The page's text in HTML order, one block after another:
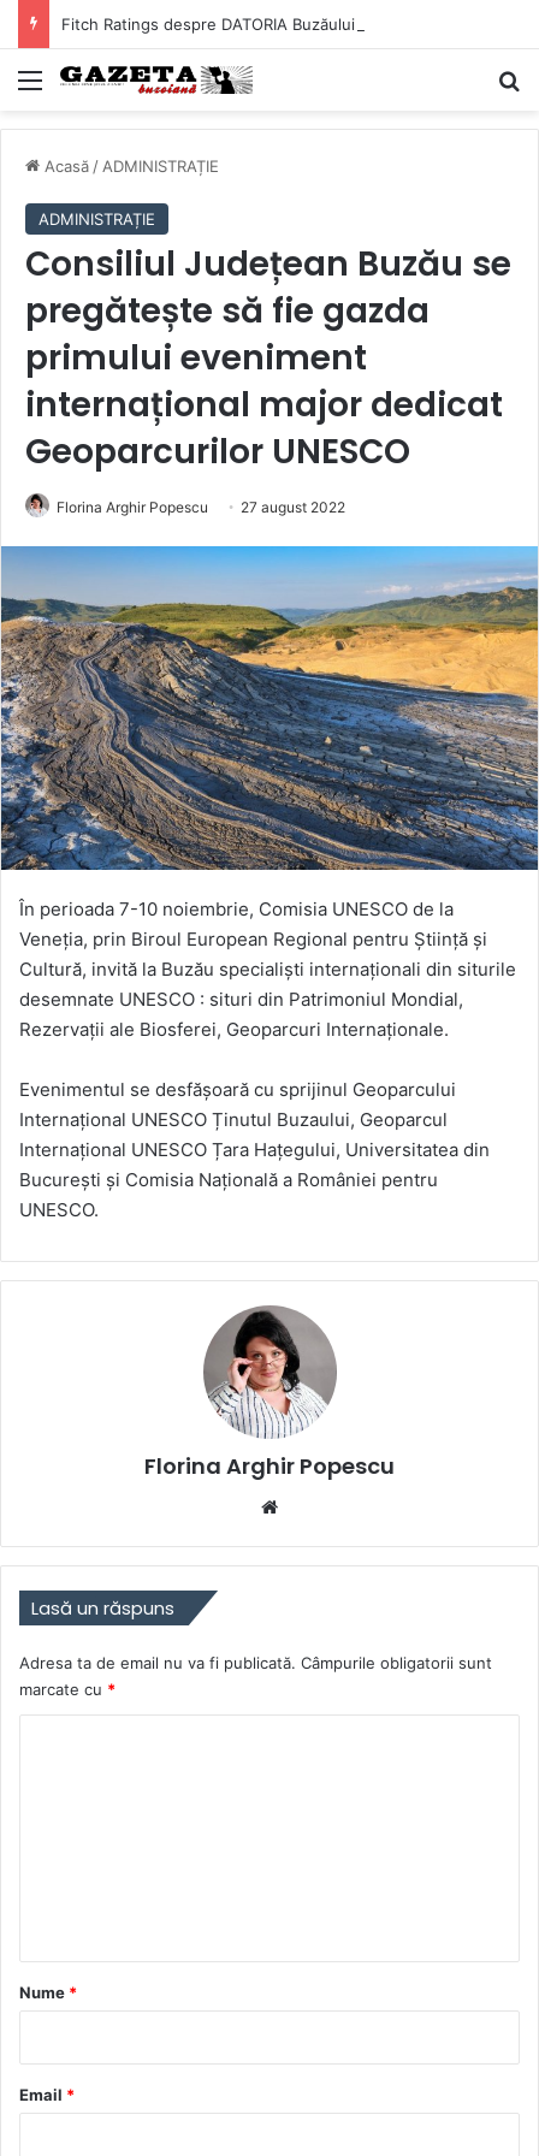
Mediu
Acasă / ADMINISTRAȚIE
ADMINISTRAȚIE
Consiliul Județean Buzău se
pregătește să fie gazda
primului eveniment
internațional major dedicat
Geoparcurilor UNESCO
Florina Arghir Popescu 27 august 2022
În perioada 7-10 noiembrie, Comisia UNESCO de la
Veneția, prin Biroul European Regional pentru Știință și
Cultură, invită la Buzău specialiști internaționali din siturile
desemnate UNESCO : situri din Patrimoniul Mondial,
Rezervații ale Biosferei, Geoparcuri Internaționale.
Evenimentul se desfășoară cu sprijinul Geoparcului
Internațional UNESCO Ținutul Buzaului, Geoparcul
Internațional UNESCO Țara Hațegului, Universitatea din
București și Comisia Națională a României pentru
UNESCO.
Florina Arghir Popescu
Lasă un răspuns
Adresa ta de email nu va fi publicată. Câmpurile obligatorii sunt
marcate cu *
r
*
Nume *
Email *